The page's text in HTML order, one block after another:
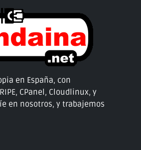
en España, con
CPanel, Cloudlinux, y
en nosotros, y trabajemos